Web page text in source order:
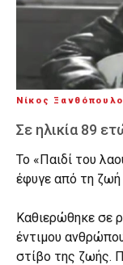
Νίκος
Σε ηλικία 89
Το «Παιδί του
έφυγε από τη ζωή
Καθιερώθηκε σε
έντιμου
στίβο της ζωής.